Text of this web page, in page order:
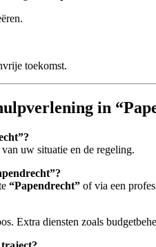
toekomst.
in
uw situatie en de regeling.
“Papendrecht” of via een
Extra diensten zoals